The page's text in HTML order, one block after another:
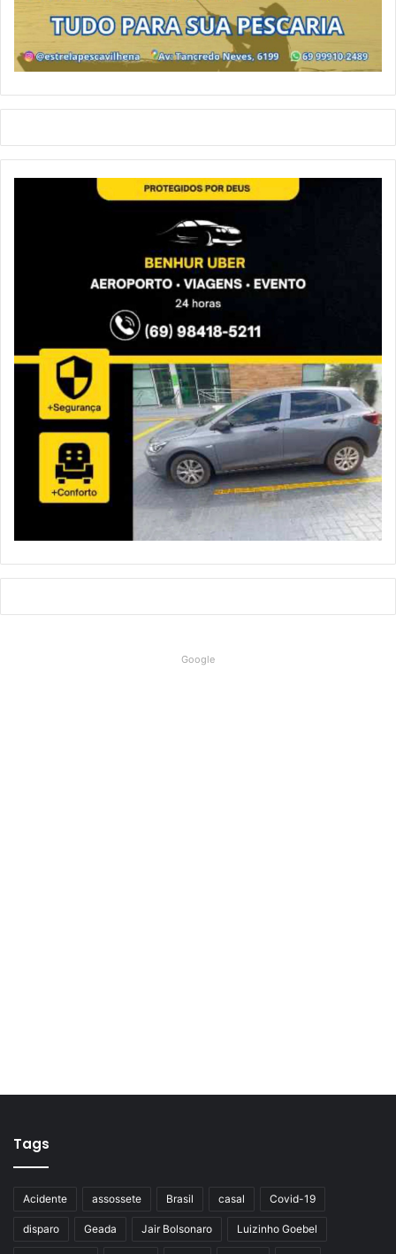
Google
Tags
Acidente assossete Brasil casal Covid-19
disparo Geada Jair Bolsonaro Luizinho Goebel